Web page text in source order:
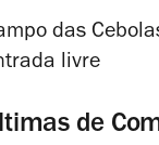
das
livre
de